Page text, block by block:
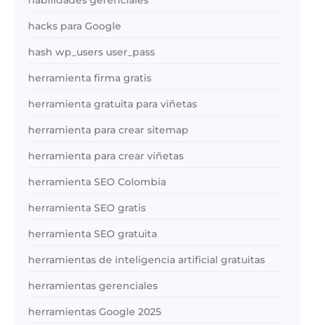
hacks para Google
hash wp_users user_pass
herramienta firma gratis
herramienta gratuita para viñetas
herramienta para crear sitemap
herramienta para crear viñetas
herramienta SEO Colombia
herramienta SEO gratis
herramienta SEO gratuita
herramientas de inteligencia artificial gratuitas
herramientas gerenciales
herramientas Google 2025